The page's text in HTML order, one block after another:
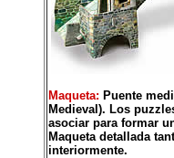
Maqueta: Puente
Medieval). Los
asociar para formar
Maqueta detallada
interiormente.